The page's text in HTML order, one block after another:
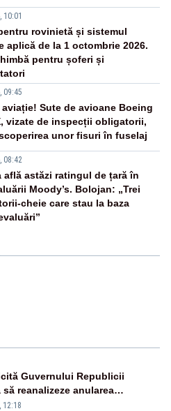
10:01
rovinietă și sistemul
aplică de la 1 octombrie 2026.
pentru șoferi și
09:45
Sute de avioane Boeing
vizate de inspecții obligatorii,
unor fisuri în fuselaj
08:42
află astăzi ratingul de țară în
Moody’s. Bolojan: „Trei
cheie care stau la baza
Guvernului Republicii
să reanalizeze anularea
de Ziua Limbii Române
12:18